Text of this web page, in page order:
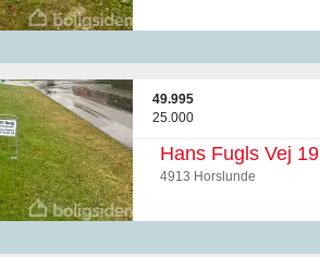
49.995
25.000
Hans Fugls Vej 19
4913 Horslunde